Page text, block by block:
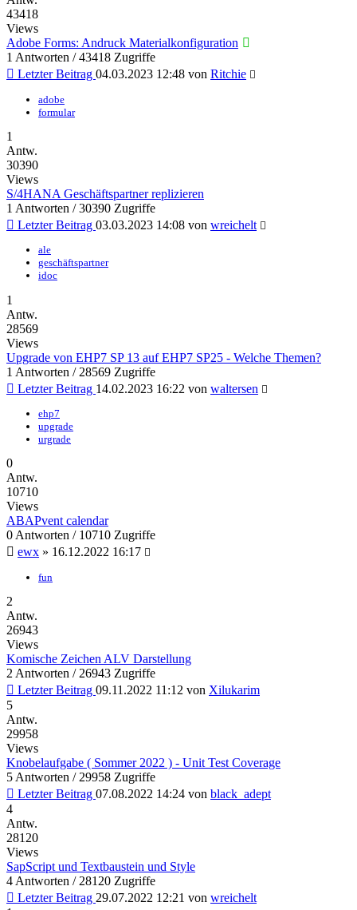
43418
Views
Adobe Forms: Andruck Materialkonfiguration
1 Antworten / 43418 Zugriffe
Letzter Beitrag 04.03.2023 12:48 von Ritchie
adobe
formular
1
Antw.
30390
Views
S/4HANA Geschäftspartner replizieren
1 Antworten / 30390 Zugriffe
Letzter Beitrag 03.03.2023 14:08 von wreichelt
ale
geschäftspartner
idoc
1
Antw.
28569
Views
Upgrade von EHP7 SP 13 auf EHP7 SP25 - Welche Themen?
1 Antworten / 28569 Zugriffe
Letzter Beitrag 14.02.2023 16:22 von waltersen
ehp7
upgrade
urgrade
0
Antw.
10710
Views
ABAPvent calendar
0 Antworten / 10710 Zugriffe
ewx » 16.12.2022 16:17
fun
2
Antw.
26943
Views
Komische Zeichen ALV Darstellung
2 Antworten / 26943 Zugriffe
Letzter Beitrag 09.11.2022 11:12 von Xilukarim
5
Antw.
29958
Views
Knobelaufgabe ( Sommer 2022 ) - Unit Test Coverage
5 Antworten / 29958 Zugriffe
Letzter Beitrag 07.08.2022 14:24 von black_adept
4
Antw.
28120
Views
SapScript und Textbaustein und Style
4 Antworten / 28120 Zugriffe
Letzter Beitrag 29.07.2022 12:21 von wreichelt